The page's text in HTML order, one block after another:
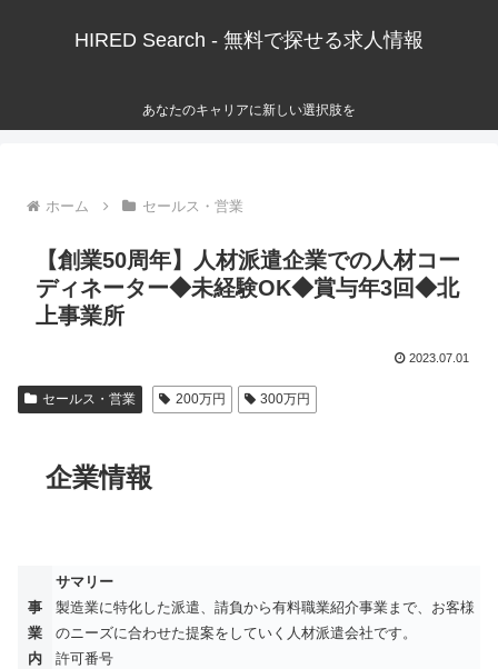
HIRED Search - 無料で探せる求人情報
あなたのキャリアに新しい選択肢を
ホーム セールス・営業
【創業50周年】人材派遣企業での人材コー
ディネーター◆未経験OK◆賞与年3回◆北
上事業所
2023.07.01
セールス・営業 200万円 300万円
企業情報
事
業
内
サマリー
製造業に特化した派遣、請負から有料職業紹介事業まで、お客様
のニーズに合わせた提案をしていく人材派遣会社です。
許可番号